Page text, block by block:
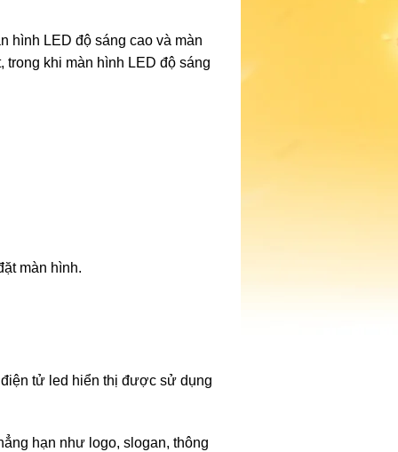
hình LED độ sáng cao và màn
khi màn hình LED độ sáng
màn hình.
tử led hiển thị được sử dụng
hạn như logo, slogan, thông